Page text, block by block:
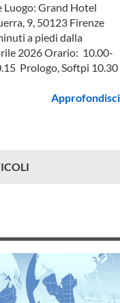
Grand Hotel
9, 50123 Firenze
a piedi dalla
2026 Orario: 10.00-
Prologo, Softpi 10.30
Approfondisci